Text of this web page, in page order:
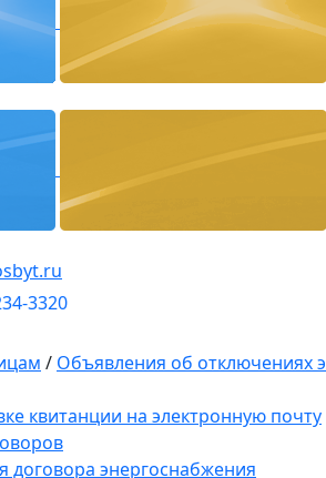
3320
/ Объявления об отключениях
квитанции на электронную почту
договора энергоснабжения